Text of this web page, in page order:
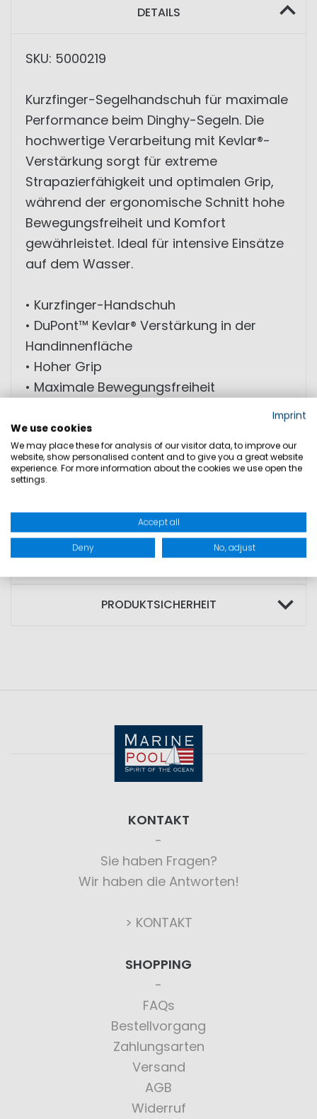
DETAILS
SKU: 5000219
Kurzfinger-Segelhandschuh für maximale
Performance beim Dinghy-Segeln. Die
hochwertige Verarbeitung mit Kevlar®-
Verstärkung sorgt für extreme
Strapazierfähigkeit und optimalen Grip,
während der ergonomische Schnitt hohe
Bewegungsfreiheit und Komfort
gewährleistet. Ideal für intensive Einsätze
auf dem Wasser.
• Kurzfinger-Handschuh
• DuPont™ Kevlar® Verstärkung in der
Handinnenfläche
• Hoher Grip
• Maximale Bewegungsfreiheit
• Hoher Tragekomfort
• Ergonomischer Schnitt
MATERIAL: 55% Amara; 20% Polyamid; 20%
Aramid; 5% Neopren
GRÖSSEN
PRODUKTSICHERHEIT
KONTAKT
Sie haben Fragen?
Wir haben die Antworten!
> KONTAKT
SHOPPING
FAQs
Bestellvorgang
Zahlungsarten
Versand
AGB
Widerruf
Imprint
We use cookies
We may place these for analysis of our visitor data, to improve our
website, show personalised content and to give you a great website
experience. For more information about the cookies we use open the
settings.
Accept all
Deny No, adjust